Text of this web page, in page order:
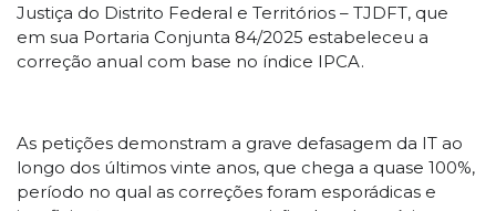
Justiça do Distrito Federal e Territórios – TJDFT, que
em sua Portaria Conjunta 84/2025 estabeleceu a
correção anual com base no índice IPCA.
As petições demonstram a grave defasagem da IT ao
longo dos últimos vinte anos, que chega a quase 100%,
período no qual as correções foram esporádicas e